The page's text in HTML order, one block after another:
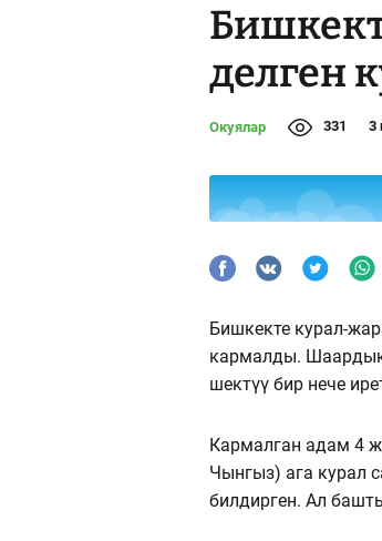
делген
Окуялар 331 3
Бишкекте курал-
кармалды.
шектүү бир нече
Кармалган адам 4
Чынгыз) ага курал
билдирген. Ал